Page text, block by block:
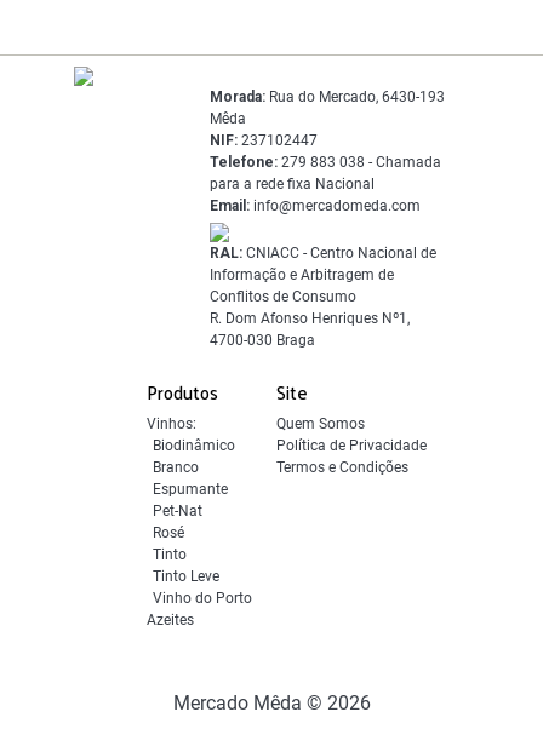
Produtos
Vinhos:
Biodinâmico
Branco
Espumante
Pet-Nat
Rosé
Tinto
Tinto Leve
Vinho do Porto
Azeites
Site
Quem Somos
Política de Privacidade
Termos e Condições
Morada: Rua do Mercado, 6430-193
Mêda
NIF: 237102447
Telefone: 279 883 038 - Chamada
para a rede fixa Nacional
Email: info@mercadomeda.com
RAL: CNIACC - Centro Nacional de
Informação e Arbitragem de
Conflitos de Consumo
R. Dom Afonso Henriques Nº1,
4700-030 Braga
Mercado Mêda © 2026